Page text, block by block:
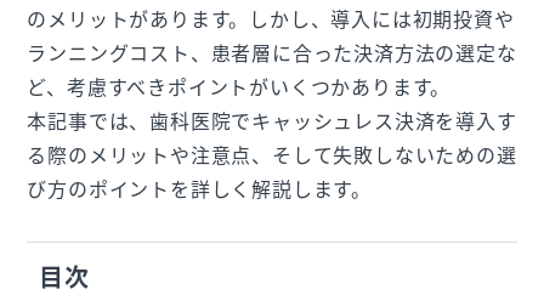
のメリットがあります。しかし、導入には初期投資や
ランニングコスト、患者層に合った決済方法の選定な
ど、考慮すべきポイントがいくつかあります。
本記事では、歯科医院でキャッシュレス決済を導入す
る際のメリットや注意点、そして失敗しないための選
び方のポイントを詳しく解説します。
目次